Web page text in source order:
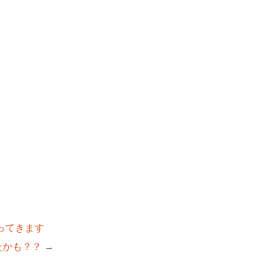
てきます
も？？
→